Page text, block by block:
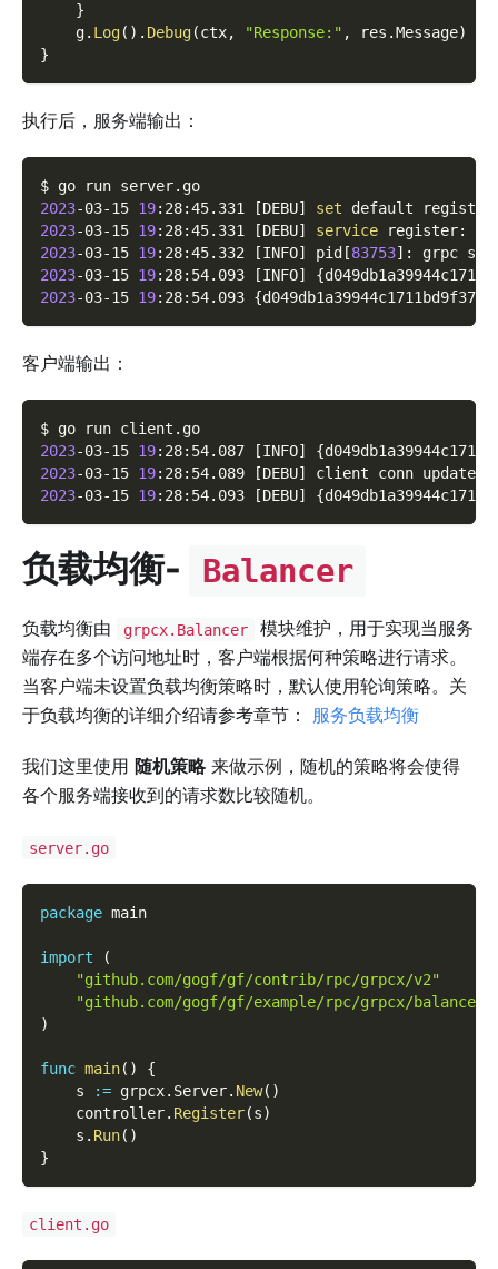
}
    g
. Log( ) . Debug(ctx, "Response:" , res .Message)
}
执行后，服务端输出：
$ go run server.go
2023-03-15 19:28:45.331 [DEBU] set default
2023-03-15 19:28:45.331 [DEBU] service register:
2023-03-15 19:28:45.332 [INFO] pid [83753] : grpc
2023-03-15 19:28:54.093 [INFO] {
2023-03-15 19:28:54.093 {
客户端输出：
$ go run client.go
2023-03-15 19:28:54.087 [INFO] {
2023-03-15 19:28:54.089 [DEBU]
client conn updated
2023-03-15 19:28:54.093 [DEBU] {
负载均衡- Balancer
负载均衡由 grpcx.Balancer
模块维护，用于实现当服务
端存在多个访问地址时，客户端根据何种策略进行请求。
当客户端未设置负载均衡策略时，默认使用轮询策略。关
于负载均衡的详细介绍请参考章节： 服务负载均衡
我们这里使用 随机策略来做示例，随机的策略将会使得
各个服务端接收到的请求数比较随机。
server.go
package main
import
(
"github.com/gogf/gf/contrib/rpc/grpcx/v2"
"github.com/gogf/gf/example/rpc/grpcx/
)
func main( )
{
    s
:= grpcx. Server. New( )
    controller
. Register(s)
    s
. Run( )
}
client.go